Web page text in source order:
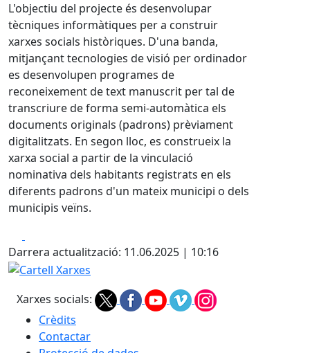
L'objectiu del projecte és desenvolupar
tècniques informàtiques per a construir
xarxes socials històriques. D'una banda,
mitjançant tecnologies de visió per ordinador
es desenvolupen programes de
reconeixement de text manuscrit per tal de
transcriure de forma semi-automàtica els
documents originals (padrons) prèviament
digitalitzats. En segon lloc, es construeix la
xarxa social a partir de la vinculació
nominativa dels habitants registrats en els
diferents padrons d'un mateix municipi o dels
municipis veïns.
Darrera actualització: 11.06.2025 | 10:16
Cartell Xarxes
Xarxes socials:
Crèdits
Contactar